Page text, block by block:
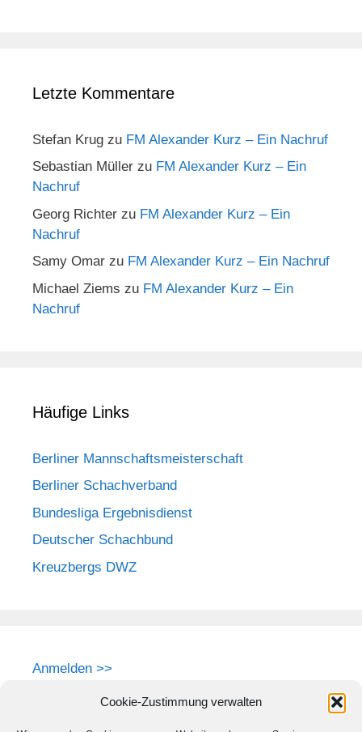
Cookie-Zustimmung verwalten
Letzte Kommentare
Stefan Krug zu FM Alexander Kurz – Ein Nachruf
Sebastian Müller zu FM Alexander Kurz – Ein
Nachruf
Georg Richter zu FM Alexander Kurz – Ein
Nachruf
Samy Omar zu FM Alexander Kurz – Ein Nachruf
Michael Ziems zu FM Alexander Kurz – Ein
Nachruf
Häufige Links
Berliner Mannschaftsmeisterschaft
Berliner Schachverband
Bundesliga Ergebnisdienst
Deutscher Schachbund
Kreuzbergs DWZ
Anmelden >>